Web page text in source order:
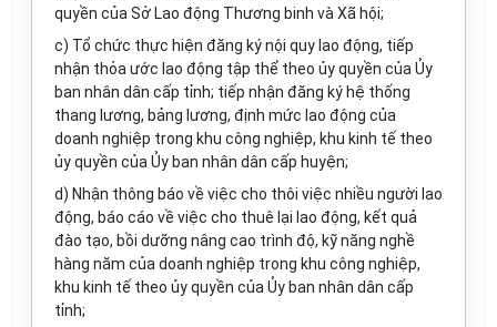
quyền của Sở Lao động Thương binh và Xã hội;
c) Tổ chức thực hiện đăng ký nội quy lao động, tiếp
nhận thỏa ước lao động tập thể theo ủy quyền của Ủy
ban nhân dân cấp tỉnh; tiếp nhận đăng ký hệ thống
thang lương, bảng lương, định mức lao động của
doanh nghiệp trong khu công nghiệp, khu kinh tế theo
ủy quyền của Ủy ban nhân dân cấp huyện;
d) Nhận thông báo về việc cho thôi việc nhiều người lao
động, báo cáo về việc cho thuê lại lao động, kết quả
đào tạo, bồi dưỡng nâng cao trình độ, kỹ năng nghề
hàng năm của doanh nghiệp trong khu công nghiệp,
khu kinh tế theo ủy quyền của Ủy ban nhân dân cấp
tỉnh;